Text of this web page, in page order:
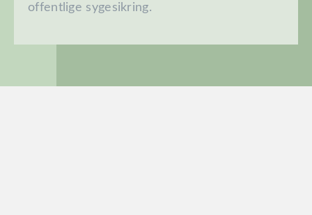
offentlige sygesikring.